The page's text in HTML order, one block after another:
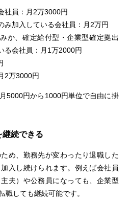
社員：月2万3000円
み加入している会社員：月2万円
か、確定給付型・企業型確定拠出
る会社員：月1万2000円
2万3000円
5000円から1000円単位で自由に掛
続できる
め、勤務先が変わったり退職した
入し続けられます。例えば会社員
夫）や公務員になっても、企業型
職しても継続可能です。